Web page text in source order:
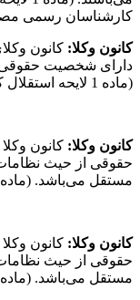
کارشناسان رسمی مصوب 1/8/1358 شورای
کانون وکلا: کانون
دارای شخصیت حقوقی
(ماده 1 لایحه استقلال کانون وکلای دادگستری مصوب 5/12/1333)
کانون وکلا: کانون
حقوقی از حیث نظامات
مستقل می‌باشد. (ماده 18 قانون وکالت مصوب 25/11/1315)
کانون وکلا: کانون
حقوقی از حیث نظامات
مستقل می‌باشد. (ماده 17 قانون وکالت مصوب 20/6/1314)